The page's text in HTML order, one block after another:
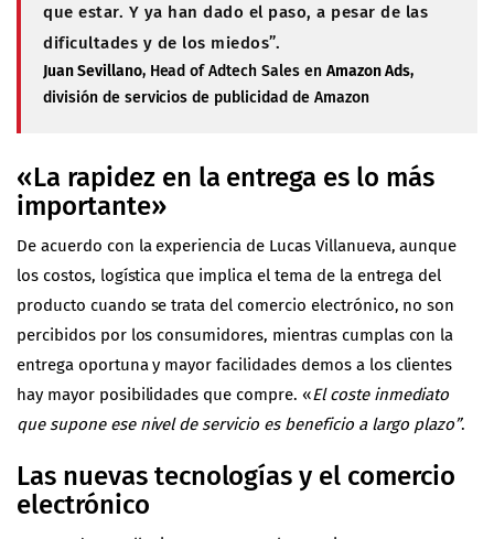
que estar. Y ya han dado el paso, a pesar de las
dificultades y de los miedos”.
Juan Sevillano, Head of Adtech Sales en Amazon Ads,
división de servicios de publicidad de Amazon
«La rapidez en la entrega es lo más
importante»
De acuerdo con la experiencia de Lucas Villanueva, aunque
los costos, logística que implica el tema de la entrega del
producto cuando se trata del comercio electrónico, no son
percibidos por los consumidores, mientras cumplas con la
entrega oportuna y mayor facilidades demos a los clientes
hay mayor posibilidades que compre. «El coste inmediato
que supone ese nivel de servicio es beneficio a largo plazo”.
Las nuevas tecnologías y el comercio
electrónico